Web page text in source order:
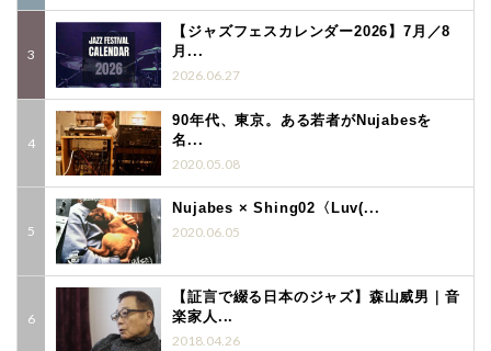
【ジャズフェスカレンダー2026】7月／8
月...
2026.06.27
90年代、東京。ある若者がNujabesを
名...
2020.05.08
Nujabes × Shing02〈Luv(...
2020.06.05
【証言で綴る日本のジャズ】森山威男｜音
楽家人...
2018.04.26